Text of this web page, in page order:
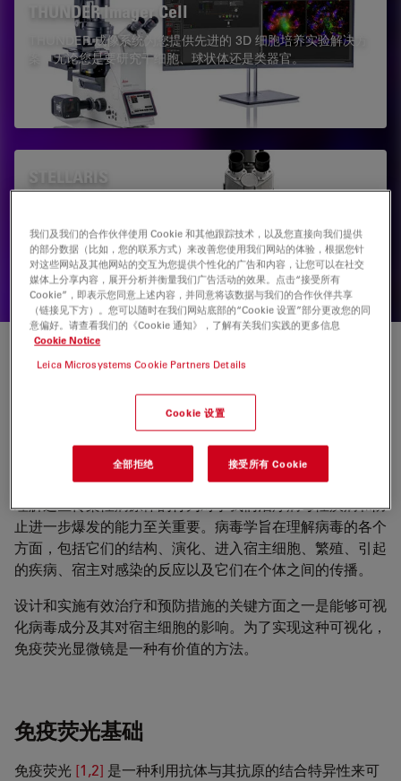
THUNDER Imager Cell
THUNDER 成像系统为您提供先进的 3D 细胞培养实验解决方
案，无论您是要研究干细胞、球状体还是类器官。
STELLARIS
病毒学
2020 年初，病毒学领域突然进入公众视野，原因是 SARS-
CoV-2 的爆发，这是一种导致人类新型呼吸疾病的病毒。这
种疾病被称为 COVID-19，导致了全球大流行。因此，进行
了巨大的努力来治疗这种疾病并限制其传播。
理解这些传染性病原体的行为对于我们治疗病毒性疾病和防
止进一步爆发的能力至关重要。病毒学旨在理解病毒的各个
方面，包括它们的结构、演化、进入宿主细胞、繁殖、引起
的疾病、宿主对感染的反应以及它们在个体之间的传播。
设计和实施有效治疗和预防措施的关键方面之一是能够可视
化病毒成分及其对宿主细胞的影响。为了实现这种可视化，
免疫荧光显微镜是一种有价值的方法。
免疫荧光基础
免疫荧光 [1,2] 是一种利用抗体与其抗原的结合特异性来可
我们及我们的合作伙伴使用 Cookie 和其他跟踪技术，以及您直接向我们提供
的部分数据（比如，您的联系方式）来改善您使用我们网站的体验，根据您针
对这些网站及其他网站的交互为您提供个性化的广告和内容，让您可以在社交
媒体上分享内容，展开分析并衡量我们广告活动的效果。点击“接受所有
Cookie”，即表示您同意上述内容，并同意将该数据与我们的合作伙伴共享
（链接见下方）。您可以随时在我们网站底部的“Cookie 设置”部分更改您的同
意偏好。请查看我们的《Cookie 通知》，了解有关我们实践的更多信息
Cookie Notice
Leica Microsystems Cookie Partners Details
Cookie 设置
全部拒绝 接受所有 Cookie